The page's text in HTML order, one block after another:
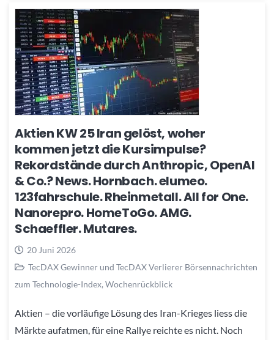
Aktien KW 25 Iran gelöst, woher
kommen jetzt die Kursimpulse?
Rekordstände durch Anthropic, OpenAI
& Co.? News. Hornbach. elumeo.
123fahrschule. Rheinmetall. All for One.
Nanorepro. HomeToGo. AMG.
Schaeffler. Mutares.
20 Juni 2026
TecDAX Gewinner und TecDAX Verlierer Börsennachrichten
zum Technologie-Index, Wochenrückblick
Aktien – die vorläufige Lösung des Iran-Krieges liess die
Märkte aufatmen, für eine Rallye reichte es nicht. Noch